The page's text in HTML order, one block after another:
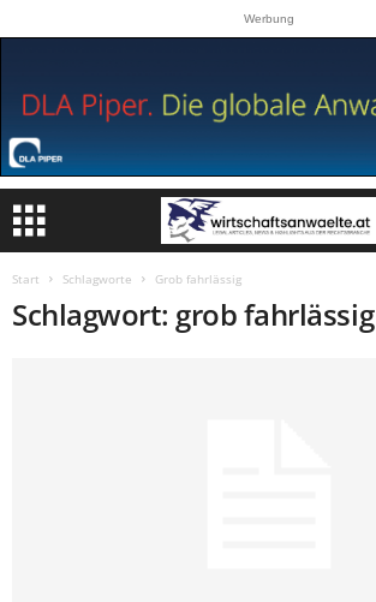
Werbung
Start Schlagworte Grob fahrlässig
Schlagwort: grob fahrlässig